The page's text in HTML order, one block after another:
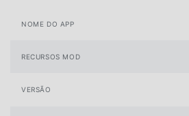
NOME DO APP
RECURSOS MOD
VERSÃO